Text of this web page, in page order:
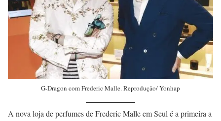
G-Dragon com Frederic Malle. Reprodução/ Yonhap
A nova loja de perfumes de Frederic Malle em Seul é a primeira a